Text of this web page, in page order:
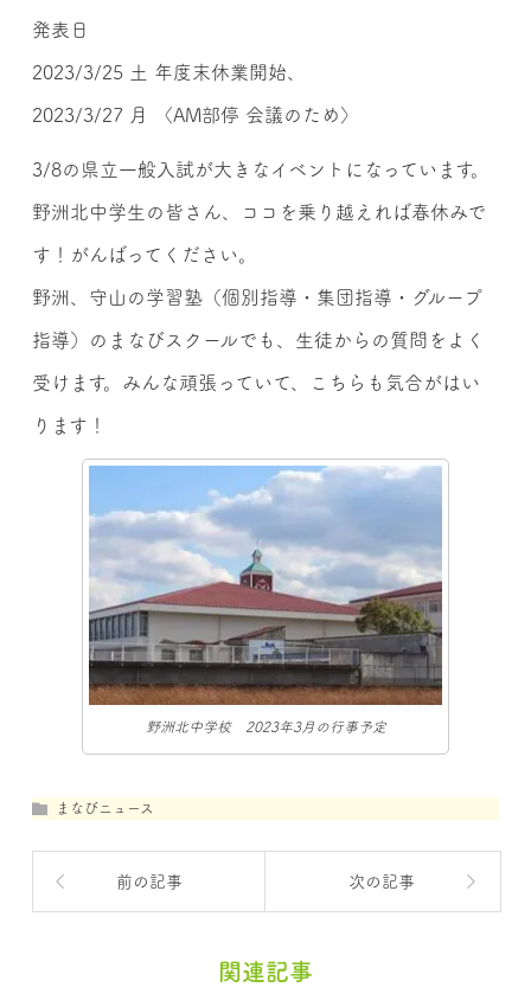
発表日
2023/3/25 土 年度末休業開始、
2023/3/27 月 〈AM部停 会議のため〉
3/8の県立一般入試が大きなイベントになっています。
野洲北中学生の皆さん、ココを乗り越えれば春休みで
す！がんばってください。
野洲、守山の学習塾（個別指導・集団指導・グループ
指導）のまなびスクールでも、生徒からの質問をよく
受けます。みんな頑張っていて、こちらも気合がはい
ります！
野洲北中学校 2023年3月の行事予定
まなびニュース
前の記事 次の記事
関連記事